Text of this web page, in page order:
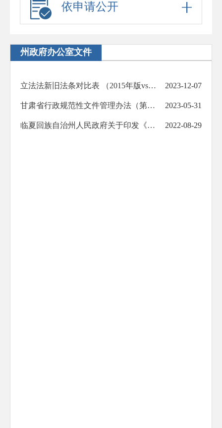
依申请公开
州政府办公室文件
立法法新旧法条对比表 （2015年版vs2023年版对比表） 2023-12-07
甘肃省行政规范性文件管理办法（第158号） 2023-05-31
临夏回族自治州人民政府关于印发《临夏回族自治州行政规范性文件管理办法》的通知 2022-08-29